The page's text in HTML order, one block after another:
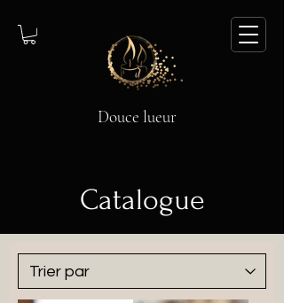
Douce lueur
Catalogue